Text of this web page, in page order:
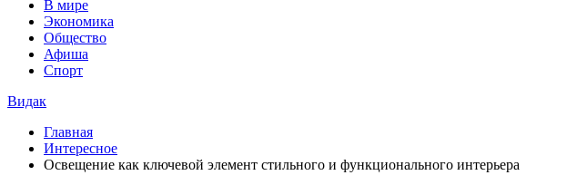
В мире
Экономика
Общество
Афиша
Спорт
Видак
Главная
Интересное
Освещение как ключевой элемент стильного и функционального интерьера